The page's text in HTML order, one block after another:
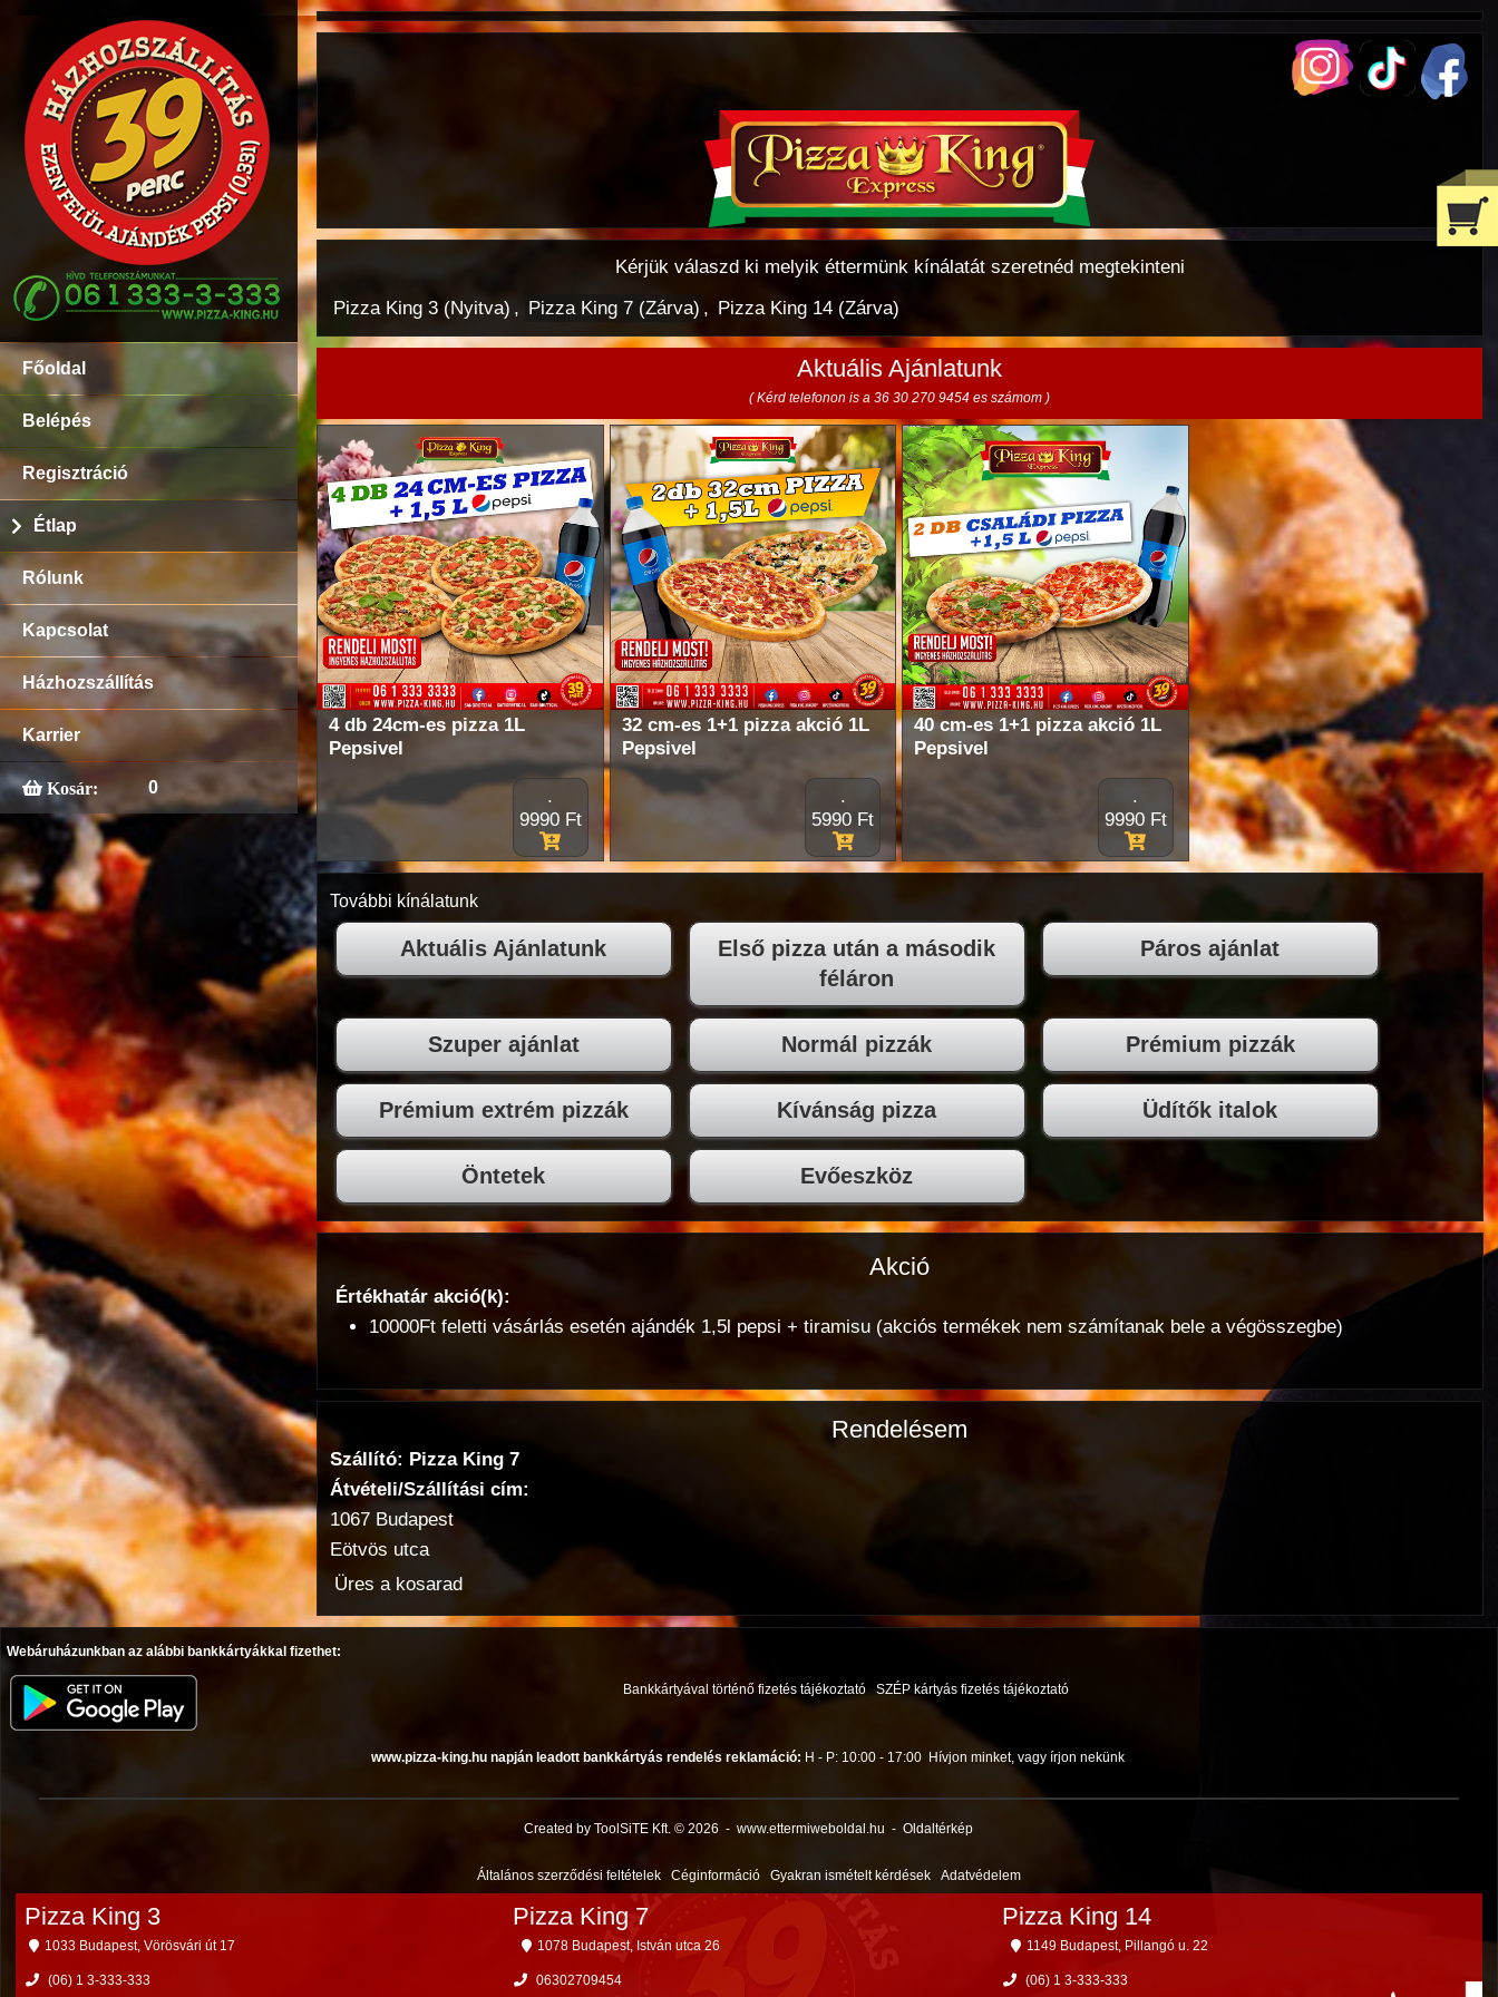
Főoldal
Belépés
Regisztráció
Étlap
Rólunk
Kapcsolat
Házhozszállítás
Karrier
Kosár: 0
Kérjük válaszd ki melyik éttermünk kínálatát szeretnéd megtekinteni
Pizza King 3 (Nyitva) , Pizza King 7 (Zárva) , Pizza King 14 (Zárva)
Aktuális Ajánlatunk
( Kérd telefonon is a 36 30 270 9454 es számom )
4 db 24cm-es pizza 1L
Pepsivel
.
9990 Ft
32 cm-es 1+1 pizza akció 1L
Pepsivel
.
5990 Ft
40 cm-es 1+1 pizza akció 1L
Pepsivel
.
9990 Ft
További kínálatunk
Aktuális Ajánlatunk
Első pizza után a második
féláron
Páros ajánlat
Szuper ajánlat Normál pizzák Prémium pizzák
Prémium extrém pizzák Kívánság pizza Üdítők italok
Öntetek Evőeszköz
Akció
Értékhatár akció(k):
10000Ft feletti vásárlás esetén ajándék 1,5l pepsi + tiramisu (akciós termékek nem számítanak bele a végösszegbe)
Rendelésem
Szállító: Pizza King 7
Átvételi/Szállítási cím:
1067 Budapest
Eötvös utca
Üres a kosarad
Webáruházunkban az alábbi bankkártyákkal fizethet:
Bankkártyával történő fizetés tájékoztató SZÉP kártyás fizetés tájékoztató
www.pizza-king.hu napján leadott bankkártyás rendelés reklamáció: H - P: 10:00 - 17:00 Hívjon minket, vagy írjon nekünk
Created by ToolSiTE Kft. © 2026 - www.ettermiweboldal.hu - Oldaltérkép
Általános szerződési feltételek Céginformáció Gyakran ismételt kérdések Adatvédelem
Pizza King 3
1033 Budapest, Vörösvári út 17
(06) 1 3-333-333
Pizza King 7
1078 Budapest, István utca 26
06302709454
Pizza King 14
1149 Budapest, Pillangó u. 22
(06) 1 3-333-333